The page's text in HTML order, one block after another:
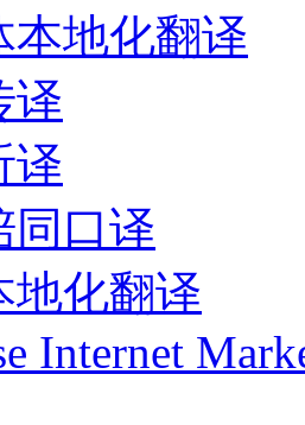
本地化翻译
译
译
同口译
地化翻译
Internet